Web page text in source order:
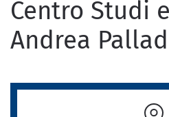
Centro Studi
Andrea